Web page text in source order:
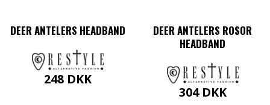
DEER ANTELERS HEADBAND
248 DKK
DEER ANTELERS ROSOR
HEADBAND
304 DKK